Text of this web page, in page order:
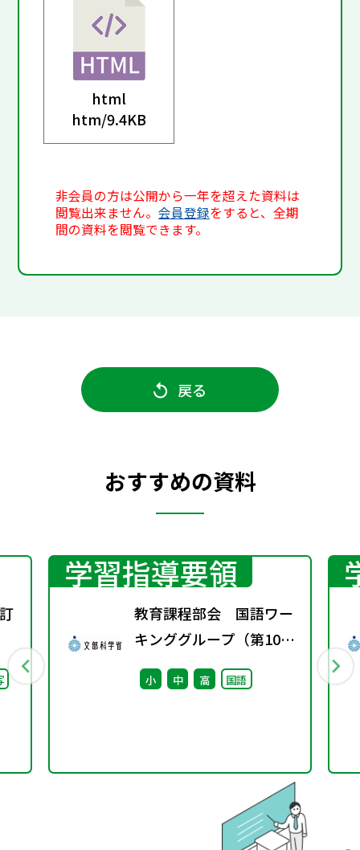
html
htm/9.4KB
非会員の方は公開から一年を超えた資料は
閲覧出来ません。会員登録をすると、全期
間の資料を閲覧できます。
戻る
おすすめの資料
学習指導要領
教育課程部会 国語ワー
キンググループ（第10
回） 配付資料
小 中 高 国語